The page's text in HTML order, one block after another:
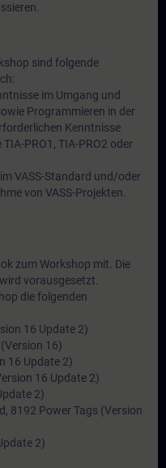
sind folgende
im Umgang und
Programmieren in der
Kenntnisse
PRO1, TIA-PRO2 oder
VASS-Standard und/oder
von VASS-Projekten.
zum Workshop mit. Die
vorausgesetzt.
die folgenden
16 Update 2)
16)
16 Update 2)
16 Update 2)
2)
8192 Power Tags (Version
2)